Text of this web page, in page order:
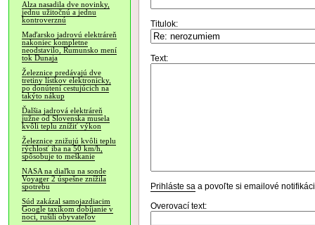
Alza nasadila dve novinky,
jednu užitočnú a jednu
kontroverznú
Maďarsko jadrovú elektráreň
nakoniec kompletne
neodstavilo, Rumunsko mení
tok Dunaja
Železnice predávajú dve
tretiny lístkov elektronicky,
po donútení cestujúcich na
takýto nákup
Ďalšia jadrová elektráreň
južne od Slovenska musela
kvôli teplu znížiť výkon
Železnice znižujú kvôli teplu
rýchlosť iba na 50 km/h,
spôsobuje to meškanie
NASA na diaľku na sonde
Voyager 2 úspešne znížila
spotrebu
Súd zakázal samojazdiacim
Google taxíkom dobíjanie v
noci, rušili obyvateľov
Titulok:
Text:
Prihláste sa a povoľte si emailové
Overovací text: